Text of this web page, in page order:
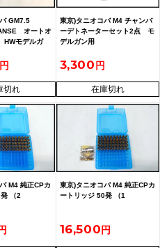
バ GM7.5
オートオ
HWモデルガ
切れ
東京)タニオコバ M4 チャンバ
ーデトネーターセット2点 モ
デルガン用
3,300
在庫切れ
M4 純正CPカ
（2
東京)タニオコバ M4 純正CPカ
ートリッジ 50発 （1
16,500